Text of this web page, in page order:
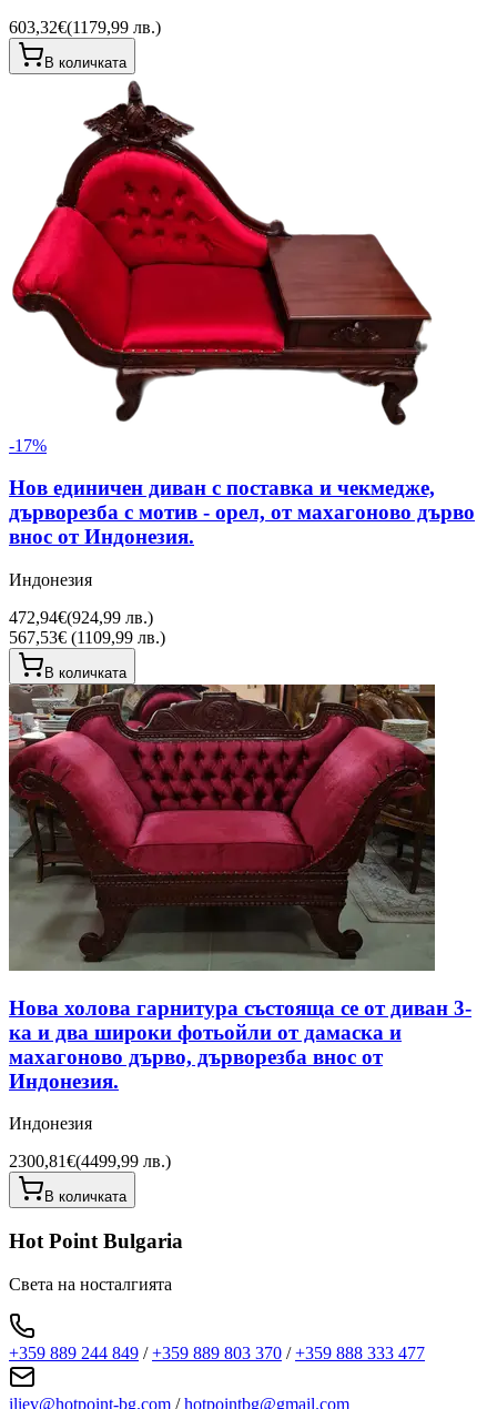
603,32€(1179,99 лв.)
В количката
-17%
Нов единичен диван с поставка и чекмедже,
дърворезба с мотив - орел, от махагоново дърво
внос от Индонезия.
Индонезия
472,94€(924,99 лв.)
567,53€ (1109,99 лв.)
В количката
Нова холова гарнитура състояща се от диван 3-
ка и два широки фотьойли от дамаска и
махагоново дърво, дърворезба внос от
Индонезия.
Индонезия
2300,81€(4499,99 лв.)
В количката
Hot Point Bulgaria
Света на носталгията
+359 889 244 849 /+359 889 803 370 /+359 888 333 477
iliev@hotpoint-bg.com /hotpointbg@gmail.com